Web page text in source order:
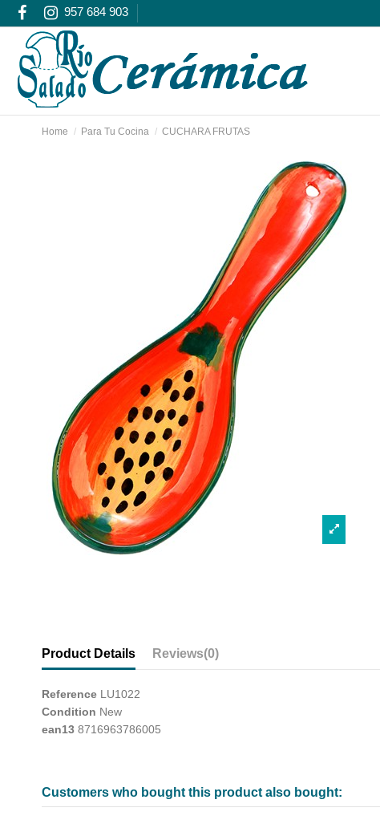
957 684 903
Home Para Tu Cocina CUCHARA FRUTAS
Product Details Reviews(0)
Reference LU1022
Condition New
ean13 8716963786005
Customers who bought this product also bought: